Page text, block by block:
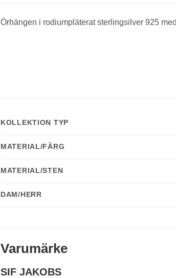
Örhängen i rodiumpläterat sterlingsilver 925
KOLLEKTION TYP
MATERIAL/FÄRG
MATERIAL/STEN
DAM/HERR
Varumärke
SIF JAKOBS